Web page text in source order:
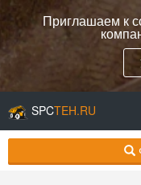
Приглашаем к
SPCTEH.RU